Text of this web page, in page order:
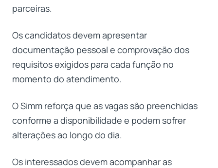
parceiras.
Os candidatos devem apresentar
documentação pessoal e comprovação dos
requisitos exigidos para cada função no
momento do atendimento.
O Simm reforça que as vagas são preenchidas
conforme a disponibilidade e podem sofrer
alterações ao longo do dia.
Os interessados devem acompanhar as